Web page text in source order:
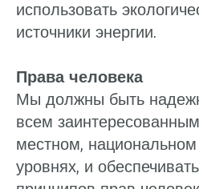
использовать
источники энергии.
Права человека
Мы должны быть
всем
местном,
уровнях, и